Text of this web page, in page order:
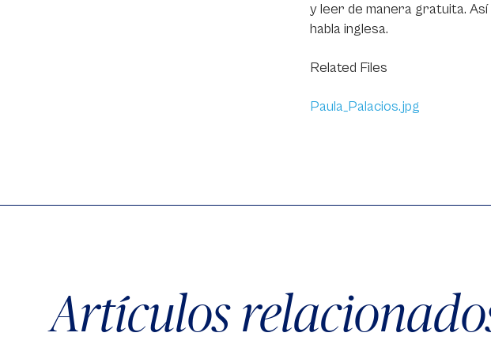
y leer de manera gratuita. Así
habla inglesa.
Related Files
Paula_Palacios.jpg
Artículos